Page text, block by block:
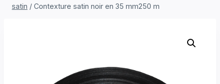
satin / Contexture satin noir en 35 mm250 m